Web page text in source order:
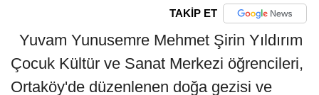
TAKİP ET
Yuvam Yunusemre Mehmet Şirin Yıldırım
Çocuk Kültür ve Sanat Merkezi öğrencileri,
Ortaköy'de düzenlenen doğa gezisi ve